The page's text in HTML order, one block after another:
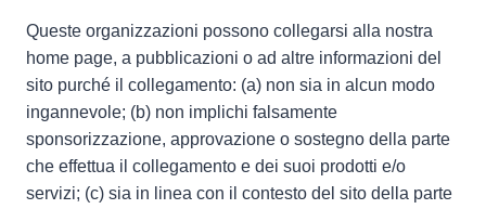
Queste organizzazioni possono collegarsi alla nostra
home page, a pubblicazioni o ad altre informazioni del
sito purché il collegamento: (a) non sia in alcun modo
ingannevole; (b) non implichi falsamente
sponsorizzazione, approvazione o sostegno della parte
che effettua il collegamento e dei suoi prodotti e/o
servizi; (c) sia in linea con il contesto del sito della parte